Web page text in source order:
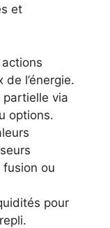
et
actions
l’énergie.
partielle via
options.
ou
pour